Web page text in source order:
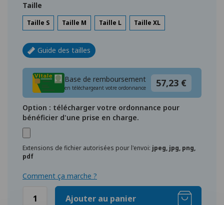
Taille
Taille S Taille M Taille L Taille XL
Guide des tailles
Base de remboursement
en téléchargeant votre ordonnance 57,23 €
Option : télécharger votre ordonnance pour
bénéficier d'une prise en charge.
Extensions de fichier autorisées pour l'envoi: jpeg, jpg, png,
pdf
Comment ça marche ?
Ajouter au panier